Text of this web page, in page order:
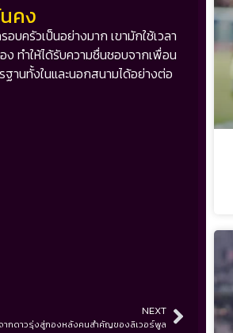
คง
บครัวเป็นอย่างมาก เขามักใช้เวลา
ทำให้ได้รับความชื่นชอบจากเพื่อน
านทั้งในและนอกสนามได้อย่างต่อ
NEXT
ากดาวรุ่งสู่กองหลังคนสำคัญของลิเวอร์พูล